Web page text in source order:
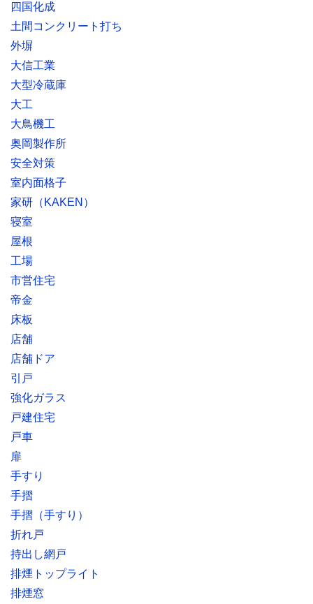
四国化成
土間コンクリート打ち
外塀
大信工業
大型冷蔵庫
大工
大鳥機工
奥岡製作所
安全対策
室内面格子
家研（KAKEN）
寝室
屋根
工場
市営住宅
帝金
床板
店舗
店舗ドア
引戸
強化ガラス
戸建住宅
戸車
扉
手すり
手摺
手摺（手すり）
折れ戸
持出し網戸
排煙トップライト
排煙窓